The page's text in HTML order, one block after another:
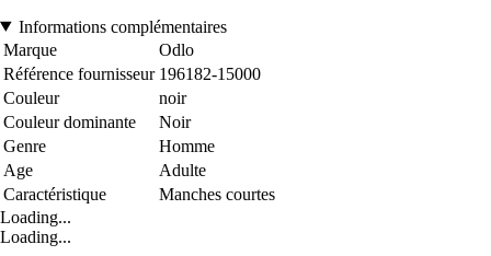
Informations complémentaires
Marque
Odlo
Référence fournisseur 196182-15000
Couleur
noir
Couleur dominante
Noir
Genre
Homme
Age
Adulte
Caractéristique
Manches courtes
Loading...
Loading...